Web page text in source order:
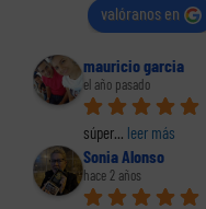
valóranos en
mauricio garcia
el año pasado
súper... leer más
Sonia Alonso
hace 2 años